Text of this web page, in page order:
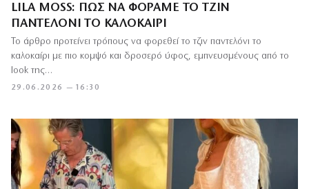
LILA MOSS: ΠΏΣ ΝΑ ΦΟΡΆΜΕ ΤΟ ΤΖΙΝ
ΠΑΝΤΕΛΌΝΙ ΤΟ ΚΑΛΟΚΑΊΡΙ
29.06.2026 — 16:30
Το άρθρο προτείνει τρόπους να φορεθεί το τζιν παντελόνι το
καλοκαίρι με πιο κομψό και δροσερό ύφος, εμπνευσμένους από το
look της…